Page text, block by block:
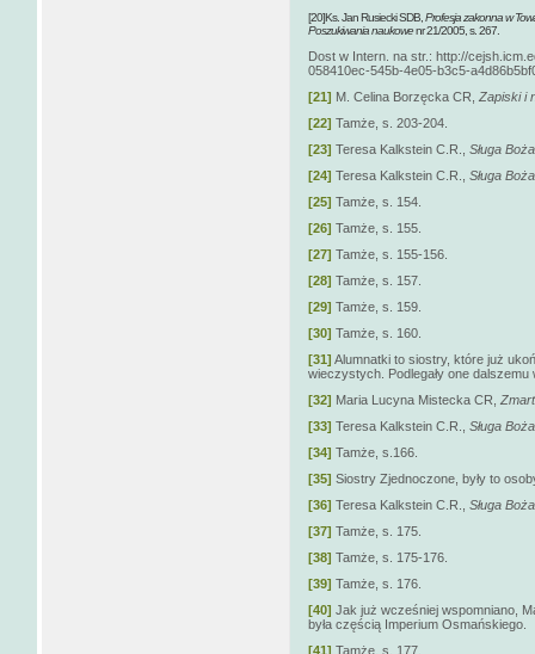
[20]Ks. Jan Rusiecki SDB, Profesja zakonna w
Poszukiwania naukowenr 21/2005, s. 267.
Dost w Intern. na str.: http://
058410ec-545b-4e05-b3c5-
[21] M. Celina Borzęcka CR, Zapiski i
[22] Tamże, s. 203-204.
[23] Teresa Kalkstein C.R., Sługa
[24] Teresa Kalkstein C.R., Sługa
[25] Tamże, s. 154.
[26] Tamże, s. 155.
[27] Tamże, s. 155-156.
[28] Tamże, s. 157.
[29] Tamże, s. 159.
[30] Tamże, s. 160.
[31] Alumnatki to siostry, które już
wieczystych. Podlegały one dalszemu
[32] Maria Lucyna Mistecka CR,
[33] Teresa Kalkstein C.R., Sługa
[34] Tamże, s.166.
[35] Siostry Zjednoczone, były to
[36] Teresa Kalkstein C.R., Sługa
[37] Tamże, s. 175.
[38] Tamże, s. 175-176.
[39] Tamże, s. 176.
[40] Jak już wcześniej wspomniano,
była częścią Imperium Osmańskiego.
[41] Tamże, s. 177.